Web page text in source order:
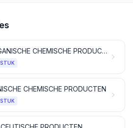
ANORGANISCHE CHEMISCHE PRODUCTEN; ANORGANISCHE OF ORGANISCHE VERBINDINGEN VAN EDELE METALEN, VAN RADIOACTIEVE ELEMENTEN, VAN ZELDZAME AARDMETALEN EN VAN ISOTOPEN
CHEMISCHE PRODUCTEN